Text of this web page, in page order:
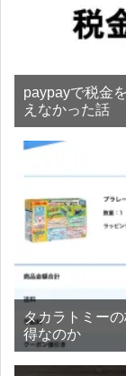
paypayで税金
えなかった話
タカラトミー
得なのか